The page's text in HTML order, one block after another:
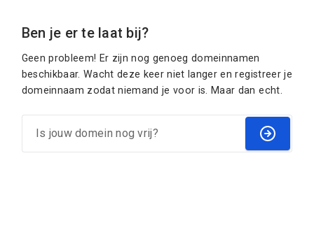
Ben je er te laat bij?
Geen probleem! Er zijn nog genoeg domeinnamen
beschikbaar. Wacht deze keer niet langer en registreer je
domeinnaam zodat niemand je voor is. Maar dan echt.